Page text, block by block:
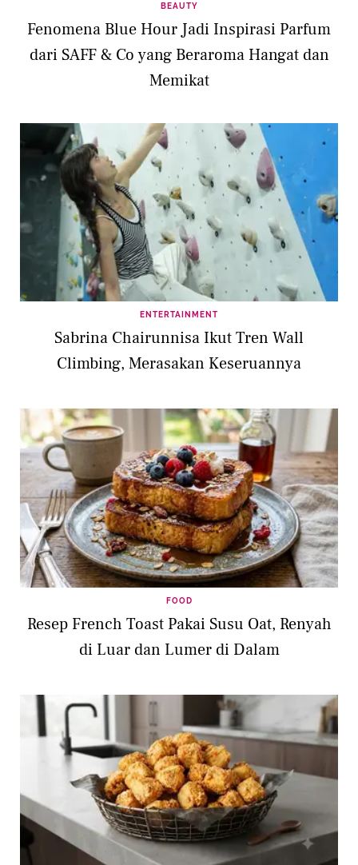
BEAUTY
Fenomena Blue Hour Jadi Inspirasi Parfum
dari SAFF & Co yang Beraroma Hangat dan
Memikat
ENTERTAINMENT
Sabrina Chairunnisa Ikut Tren Wall
Climbing, Merasakan Keseruannya
FOOD
Resep French Toast Pakai Susu Oat, Renyah
di Luar dan Lumer di Dalam